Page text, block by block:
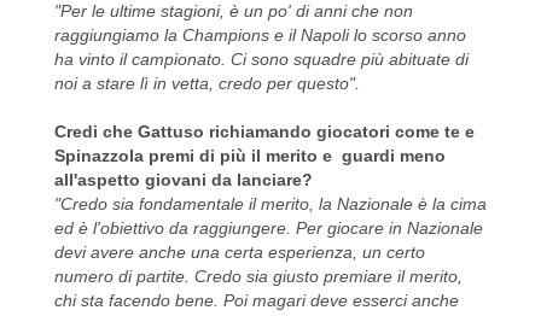
"Per le ultime stagioni, è un po' di anni che non
raggiungiamo la Champions e il Napoli lo scorso anno
ha vinto il campionato. Ci sono squadre più abituate di
noi a stare lì in vetta, credo per questo".
Credi che Gattuso richiamando giocatori come te e
Spinazzola premi di più il merito e guardi meno
all'aspetto giovani da lanciare?
"Credo sia fondamentale il merito, la Nazionale è la cima
ed è l'obiettivo da raggiungere. Per giocare in Nazionale
devi avere anche una certa esperienza, un certo
numero di partite. Credo sia giusto premiare il merito,
chi sta facendo bene. Poi magari deve esserci anche